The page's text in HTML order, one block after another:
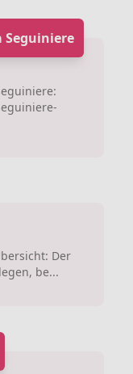
Seguiniere
Der
be...